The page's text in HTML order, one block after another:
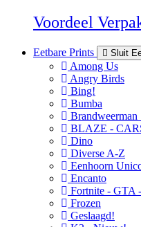
Voordeel
Eetbare Prints Sluit
Among Us
Angry Birds
Bing!
Bumba
Brandweerman
BLAZE -
Dino
Diverse A-Z
Eenhoorn
Encanto
Fortnite - GTA
Frozen
Geslaagd!